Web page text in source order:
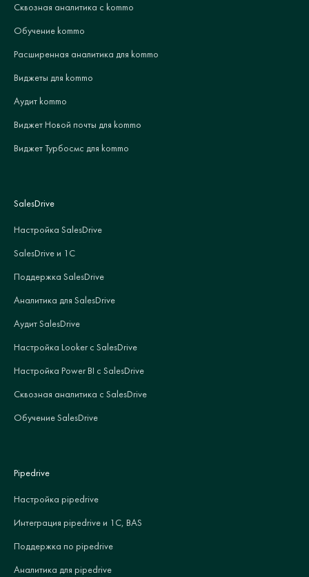
Сквозная аналитика с kommo
Обучение kommo
Расширенная аналитика для kommo
Виджеты для kommo
Аудит kommo
Виджет Новой почты для kommo
Виджет Турбосмс для kommo
SalesDrive
Настройка SalesDrive
SalesDrive и 1С
Поддержка SalesDrive
Аналитика для SalesDrive
Аудит SalesDrive
Настройка Looker с SalesDrive
Настройка Power BI с SalesDrive
Сквозная аналитика с SalesDrive
Обучение SalesDrive
Pipedrive
Настройка pipedrive
Интеграция pipedrive и 1С, BAS
Поддержка по pipedrive
Аналитика для pipedrive